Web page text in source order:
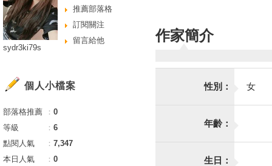
作家簡介
性別： 女
年齡：
生日：
推薦部落格
訂閱關注
留言給他
sydr3ki79s
個人小檔案
部落格推薦 ： 0
等級
： 6
點閱人氣
： 7,347
本日人氣
： 0